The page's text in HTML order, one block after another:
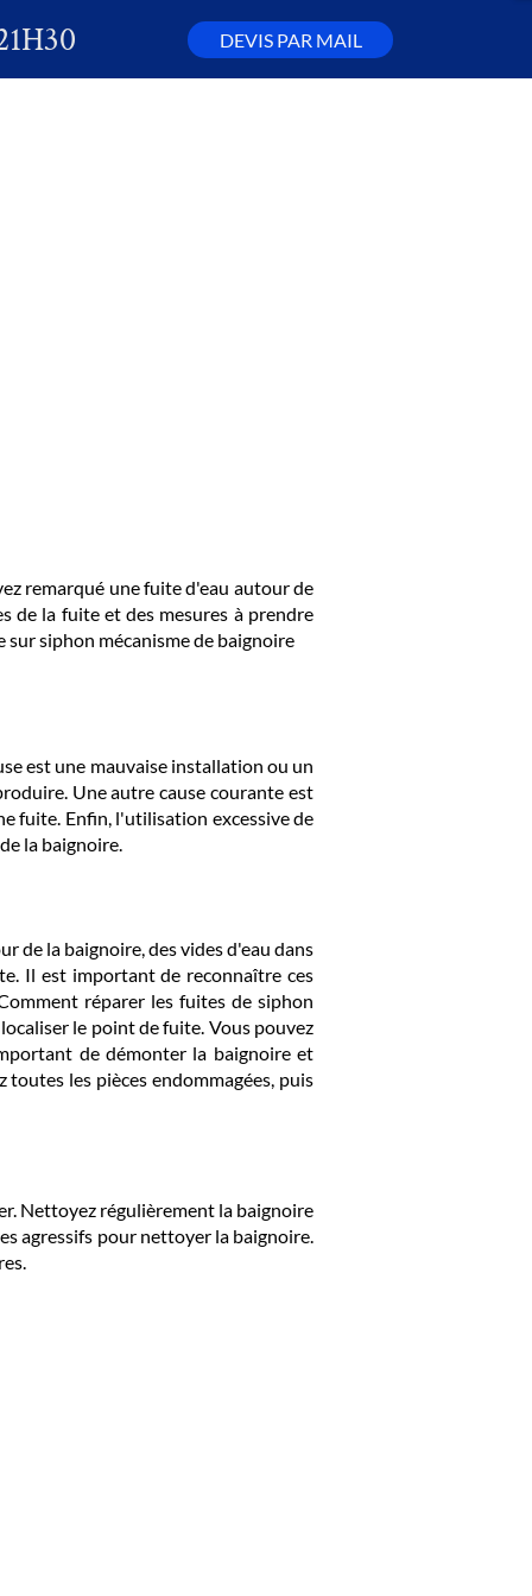
DEVIS PAR MAIL
remarqué une fuite d'eau autour de
de la fuite et des mesures à prendre
sur siphon mécanisme de baignoire
est une mauvaise installation ou un
Une autre cause courante est
fuite. Enfin, l'utilisation excessive de
la baignoire.
de la baignoire, des vides d'eau dans
Il est important de reconnaître ces
réparer les fuites de siphon
le point de fuite. Vous pouvez
de démonter la baignoire et
les pièces endommagées, puis
Nettoyez régulièrement la baignoire
agressifs pour nettoyer la baignoire.